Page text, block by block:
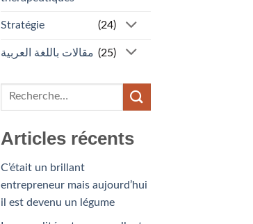
Stratégie (24)
مقالات باللغة العربية (25)
Articles récents
C’était un brillant
entrepreneur mais aujourd’hui
il est devenu un légume